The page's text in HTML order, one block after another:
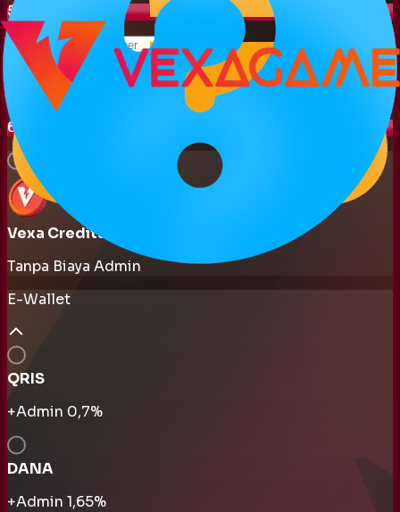
5. Kode Voucher
Pakai
Join Whatsapp Channel untuk mendapatkan kode promo lainnya
6. Metode Pembayaran
Vexa Credits
Tanpa Biaya Admin
E-Wallet
QRIS
+Admin 0,7%
DANA
+Admin 1,65%